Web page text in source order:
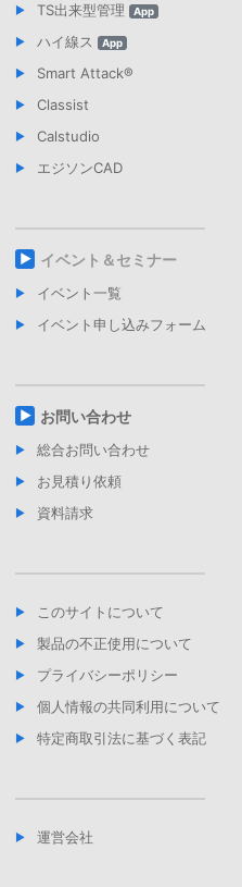
TS出来型管理 App
ハイ線ス App
Smart Attack®︎
Classist
Calstudio
エジソンCAD
イベント＆セミナー
イベント一覧
イベント申し込みフォーム
お問い合わせ
総合お問い合わせ
お見積り依頼
資料請求
このサイトについて
製品の不正使用について
プライバシーポリシー
個人情報の共同利用について
特定商取引法に基づく表記
運営会社